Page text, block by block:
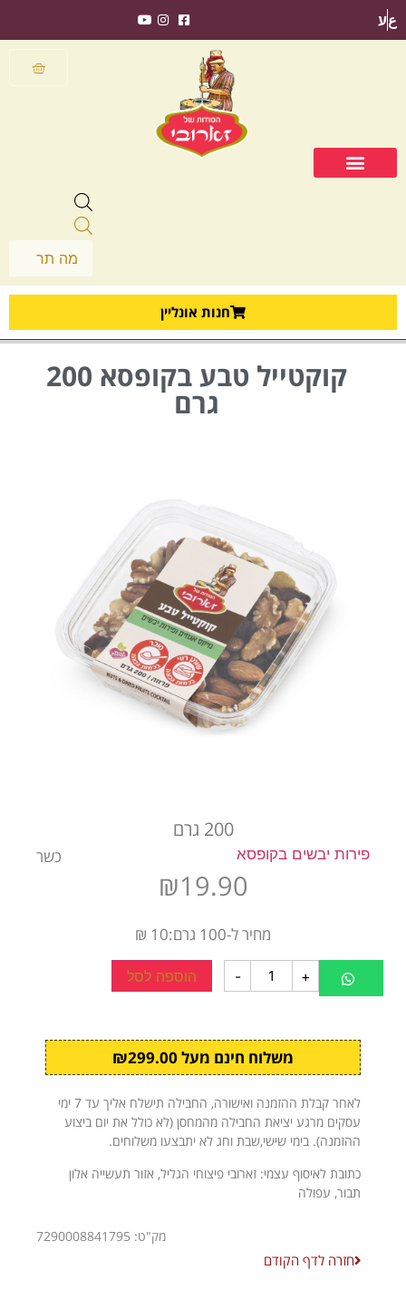
عע
חנות אונליין
קוקטייל טבע בקופסא 200
גרם
200 גרם
פירות יבשים בקופסא כשר
₪19.90
מחיר ל-100 גרם:10 ₪
- + הוספה לסל
משלוח חינם מעל ₪299.00
לאחר קבלת ההזמנה ואישורה, החבילה תישלח אליך עד 7 ימי
עסקים מרגע יציאת החבילה מהמחסן (לא כולל את יום ביצוע
ההזמנה). בימי שישי,שבת וחג לא יתבצעו משלוחים.
כתובת לאיסוף עצמי: זארובי פיצוחי הגליל, אזור תעשייה אלון
תבור, עפולה
מק"ט: 7290008841795
חזרה לדף הקודם